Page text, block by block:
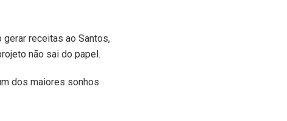
receitas ao Santos,
não sai do papel.
dos maiores sonhos